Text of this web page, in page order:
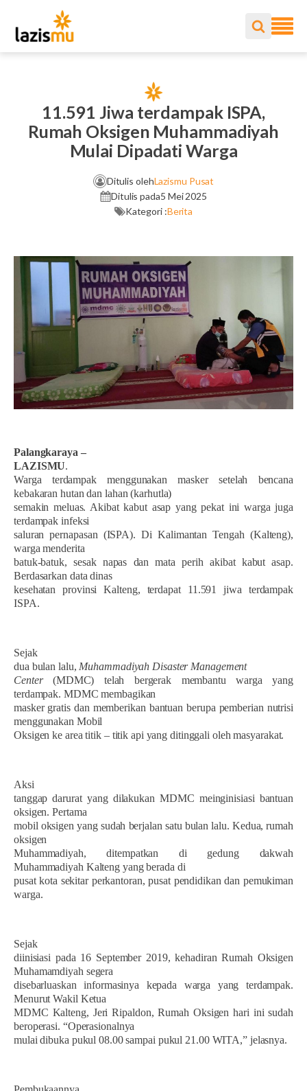
11.591 Jiwa terdampak ISPA,
Rumah Oksigen Muhammadiyah
Mulai Dipadati Warga
Ditulis olehLazismu Pusat
Ditulis pada5 Mei 2025
Kategori :Berita
Palangkaraya –
LAZISMU.
Warga terdampak menggunakan masker setelah bencana
kebakaran hutan dan lahan (karhutla)
semakin meluas. Akibat kabut asap yang pekat ini warga juga
terdampak infeksi
saluran pernapasan (ISPA). Di Kalimantan Tengah (Kalteng),
warga menderita
batuk-batuk, sesak napas dan mata perih akibat kabut asap.
Berdasarkan data dinas
kesehatan provinsi Kalteng, terdapat 11.591 jiwa terdampak
ISPA.
Sejak
dua bulan lalu, Muhammadiyah Disaster Management
Center(MDMC) telah bergerak membantu warga yang
terdampak. MDMC membagikan
masker gratis dan memberikan bantuan berupa pemberian nutrisi
menggunakan Mobil
Oksigen ke area titik – titik api yang ditinggali oleh masyarakat.
Aksi
tanggap darurat yang dilakukan MDMC meinginisiasi bantuan
oksigen. Pertama
mobil oksigen yang sudah berjalan satu bulan lalu. Kedua, rumah
oksigen
Muhammadiyah, ditempatkan di gedung dakwah
Muhammadiyah Kalteng yang berada di
pusat kota sekitar perkantoran, pusat pendidikan dan pemukiman
warga.
Sejak
diinisiasi pada 16 September 2019, kehadiran Rumah Oksigen
Muhamamdiyah segera
disebarluaskan informasinya kepada warga yang terdampak.
Menurut Wakil Ketua
MDMC Kalteng, Jeri Ripaldon, Rumah Oksigen hari ini sudah
beroperasi. “Operasionalnya
mulai dibuka pukul 08.00 sampai pukul 21.00 WITA,” jelasnya.